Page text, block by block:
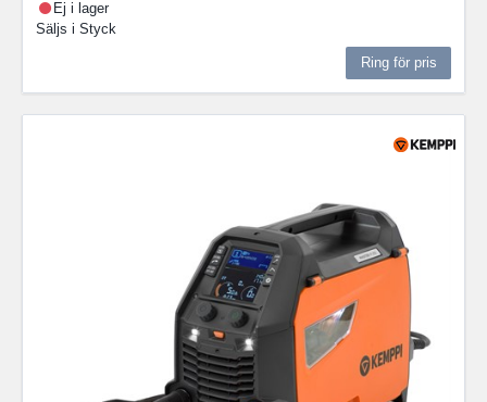
Ej i lager
Säljs i Styck
Ring för pris